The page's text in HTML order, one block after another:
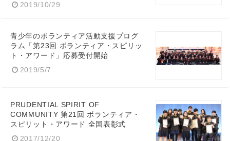
2019/10/29
青少年のボランティア活動支援プログ
ラム「第23回 ボランティア・スピリッ
ト・アワード」応募受付開始
2019/5/7
PRUDENTIAL SPIRIT OF
COMMUNITY 第21回 ボランティア・
スピリット・アワード 全国表彰式
2017/12/20